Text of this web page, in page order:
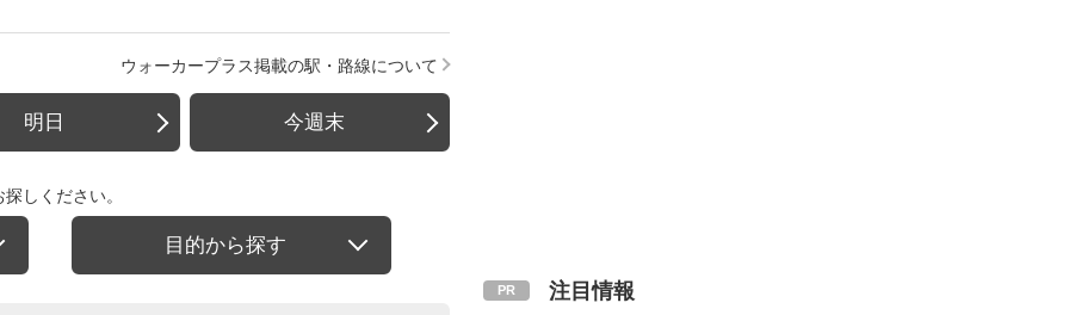
ウォーカープラス掲載の駅・路線について
明日 今週末
しください。
目的から探す
注目情報